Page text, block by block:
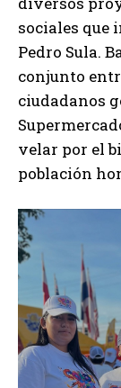
sociales que
Pedro Sula.
conjunto
ciudadanos
velar por el
población